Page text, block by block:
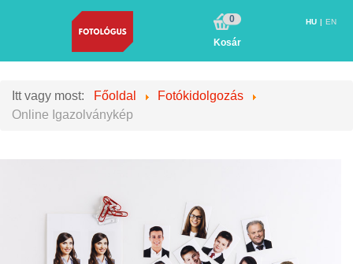
0
Kosár
HU EN
Itt vagy most: Főoldal
Fotókidolgozás
Online Igazolványkép